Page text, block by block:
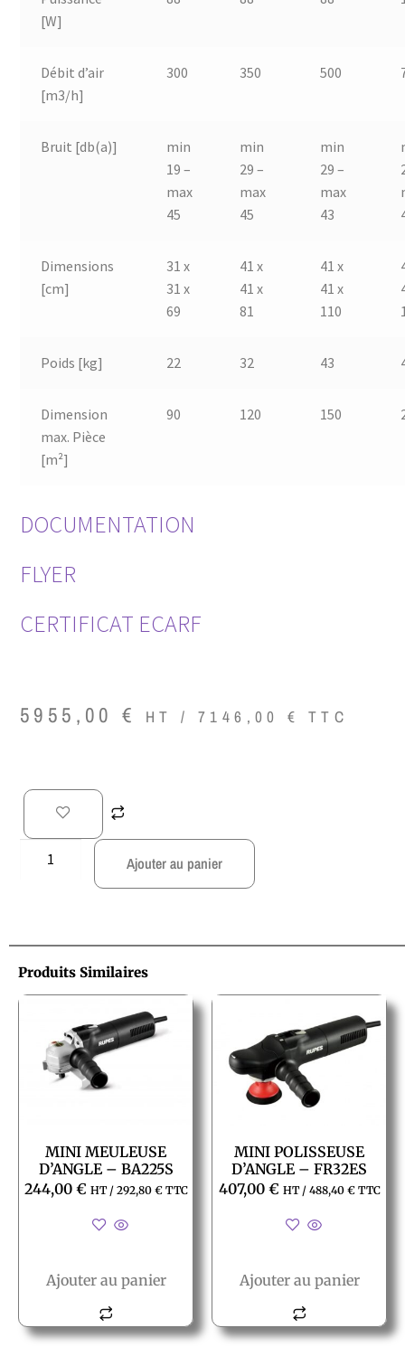
[W]
Débit d’air
[m3/h]
300 350 500
Bruit [db(a)]
min
19 –
max
45
min
29 –
max
45
min
29 –
max
43
Dimensions
[cm]
31 x
31 x
69
41 x
41 x
81
41 x
41 x
110
Poids [kg] 22 32 43
Dimension
max. Pièce
[m²]
90 120 150
DOCUMENTATION
FLYER
CERTIFICAT ECARF
5955,00€ HT /7146,00€ TTC
Ajouter au panier
Produits Similaires
MINI MEULEUSE
D’ANGLE – BA225S
244,00 € HT / 292,80 €TTC
Ajouter au panier
MINI POLISSEUSE
D’ANGLE – FR32ES
407,00 € HT / 488,40 €TTC
Ajouter au panier